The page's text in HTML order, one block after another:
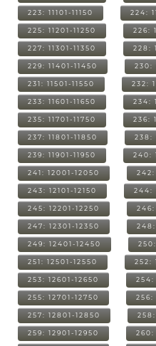
223: 11101-11150 224:
225: 11201-11250 226:
227: 11301-11350 228:
229: 11401-11450 230:
231: 11501-11550 232:
233: 11601-11650 234:
235: 11701-11750 236:
237: 11801-11850 238:
239: 11901-11950 240:
241: 12001-12050 242:
243: 12101-12150 244:
245: 12201-12250 246:
247: 12301-12350 248:
249: 12401-12450
251: 12501-12550 252:
253: 12601-12650 254:
255: 12701-12750 256:
257: 12801-12850 258:
259: 12901-12950 260: